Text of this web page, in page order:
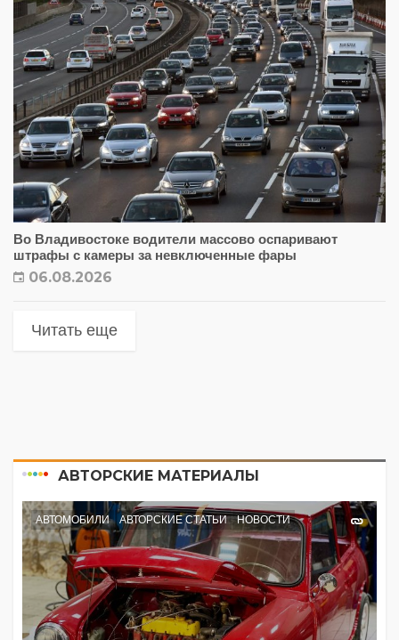
Во Владивостоке водители массово оспаривают
штрафы с камеры за невключенные фары
06.08.2026
Читать еще
АВТОРСКИЕ МАТЕРИАЛЫ
АВТОМОБИЛИ АВТОРСКИЕ СТАТЬИ НОВОСТИ